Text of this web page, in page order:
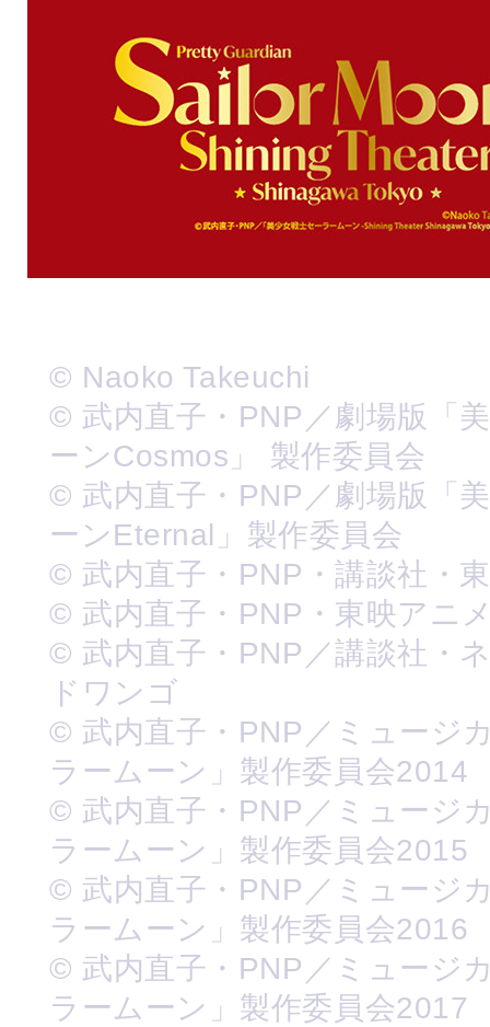
© Naoko Takeuchi
© 武内直子・PNP／劇場版「
ーンCosmos」 製作委員会
© 武内直子・PNP／劇場版「
ーンEternal」製作委員会
© 武内直子・PNP・講談社・
© 武内直子・PNP・東映アニ
© 武内直子・PNP／講談社・
ドワンゴ
© 武内直子・PNP／ミュージ
ラームーン」製作委員会2014
© 武内直子・PNP／ミュージ
ラームーン」製作委員会2015
© 武内直子・PNP／ミュージ
ラームーン」製作委員会2016
© 武内直子・PNP／ミュージ
ラームーン」製作委員会2017